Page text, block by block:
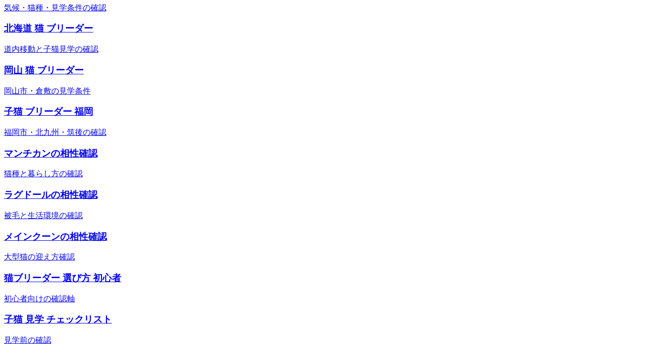
気候・猫種・見学条件の確認
北海道 猫 ブリーダー
道内移動と子猫見学の確認
岡山 猫 ブリーダー
岡山市・倉敷の見学条件
子猫 ブリーダー 福岡
福岡市・北九州・筑後の確認
マンチカンの相性確認
猫種と暮らし方の確認
ラグドールの相性確認
被毛と生活環境の確認
メインクーンの相性確認
大型猫の迎え方確認
猫ブリーダー 選び方 初心者
初心者向けの確認軸
子猫 見学 チェックリスト
見学前の確認